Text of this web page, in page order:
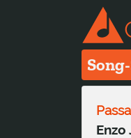
Enzo